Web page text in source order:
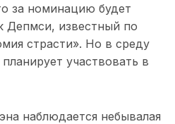
за номинацию будет
Депмси, известный по
страсти». Но в среду
участвовать в
наблюдается небывалая